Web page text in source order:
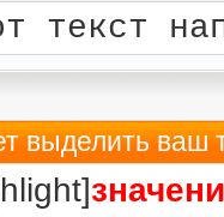
текст
выделить ваш